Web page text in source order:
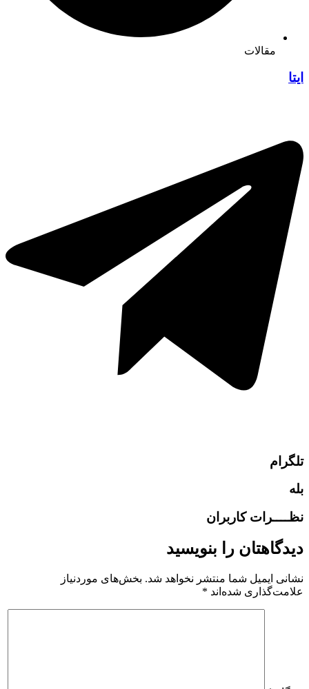
مقالات
ایتا
تلگرام
بله
نظــــرات کاربران
دیدگاهتان را بنویسید
نشانی ایمیل شما منتشر نخواهد شد. بخش‌های موردنیاز
علامت‌گذاری شده‌اند *